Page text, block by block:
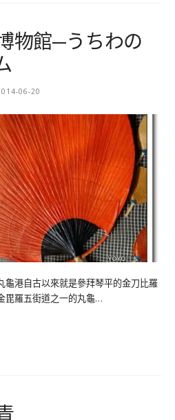
物館─うちわの
06-20
港自古以來就是參拜琴平的金刀比羅
毘羅五街道之一的丸龜…